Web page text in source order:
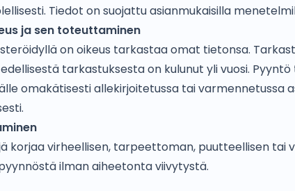
Tiedot on suojattu asianmukaisilla
ja sen toteuttaminen
on oikeus tarkastaa omat tietonsa.
tarkastuksesta on kulunut yli vuosi.
omakätisesti allekirjoitetussa tai varmennetussa
korjaa virheellisen, tarpeettoman, puutteellisen tai
ilman aiheetonta viivytystä.